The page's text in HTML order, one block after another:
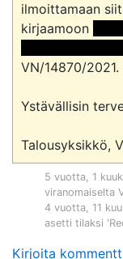
ilmoittamaan
kirjaamoon
VN/14870/2021.
Ystävällisin
5 vuotta, 1
viranomaiselta
4 vuotta, 11
asetti tilaksi
Kirjoita